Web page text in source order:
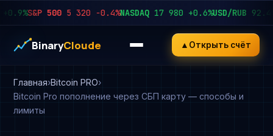
S&P 500 5 320 −0.4%NASDAQ 17 980 +0.6%USD/RUB 92.45
BinaryCloude ▲ Открыть счёт
Главная Bitcoin PRO
Bitcoin Pro пополнение через СБП карту — способы и
лимиты